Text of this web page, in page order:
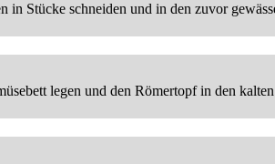
Stücke schneiden und in den zuvor
legen und den Römertopf in den